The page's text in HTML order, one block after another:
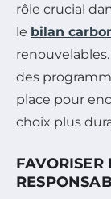
rôle crucial
le bilan
des
place pour
choix plus
FAVORISER